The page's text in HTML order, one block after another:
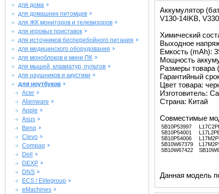
для дома
для домашних питомцев
для ЖК мониторов и телевизоров
для игровых приставок
для источников бесперебойного питания
для медицинского оборудования
для моноблоков и мини ПК
для мышей, клавиатур, пультов
для наушников и акустики
для ноутбуков
Acer
Alienware
Apple
Asus
Benq
Clevo
Compaq
Dell
DEXP
DNS
ECS / Elitegroup
eMachines
Аккумулятор
V130-14IKB,
Химический
Выходное
Емкость (mAh):
Мощность
Размеры товара
Гарантийный
Цвет товара:
Изготовитель:
Страна: Китай
Совместимые
5B10P53997
5B10P54001
5B10P54006
5B10W67379
5B10W67422
Данная модель